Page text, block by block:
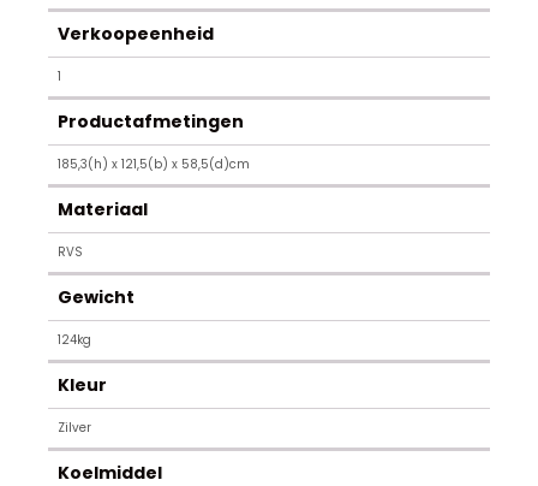
Verkoopeenheid
1
Productafmetingen
185,3(h) x 121,5(b) x 58,5(d)cm
Materiaal
RVS
Gewicht
124kg
Kleur
Zilver
Koelmiddel